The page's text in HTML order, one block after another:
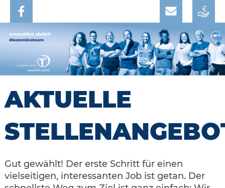
AKTUELLE
Gut gewählt! Der erste Schritt für einen
vielseitigen, interessanten Job ist getan. Der